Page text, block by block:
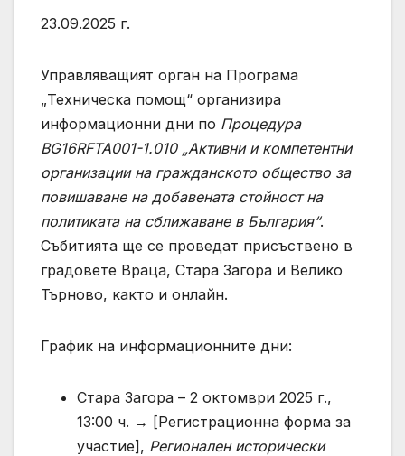
23.09.2025 г.
Управляващият орган на Програма
„Техническа помощ“ организира
информационни дни по Процедура
BG16RFTA001-1.010 „Активни и компетентни
организации на гражданското общество за
повишаване на добавената стойност на
политиката на сближаване в България“.
Събитията ще се проведат присъствено в
градовете Враца, Стара Загора и Велико
Търново, както и онлайн.
График на информационните дни:
Стара Загора – 2 октомври 2025 г.,
13:00 ч. → [Регистрационна форма за
участие], Регионален исторически